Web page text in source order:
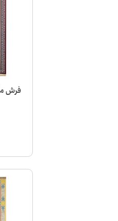
فرش ماشینی